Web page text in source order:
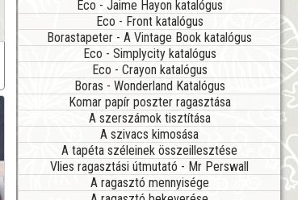
Eco - Jaime Hayon katalógus
Eco - Front katalógus
Borastapeter - A Vintage Book katalógus
Eco - Simplycity katalógus
Eco - Crayon katalógus
Boras - Wonderland Katalógus
Komar papír poszter ragasztása
A szerszámok tisztítása
A szivacs kimosása
A tapéta széleinek összeillesztése
Vlies ragasztási útmutató - Mr Perswall
A ragasztó mennyisége